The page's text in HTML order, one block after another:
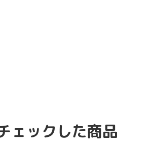
ェックした商品